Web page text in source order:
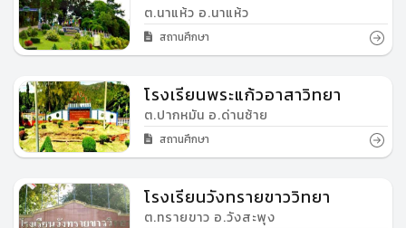
ต.นาแห้ว อ.นาแห้ว
สถานศึกษา
โรงเรียนพระแก้วอาสาวิทยา
ต.ปากหมัน อ.ด่านซ้าย
สถานศึกษา
โรงเรียนวังทรายขาววิทยา
ต.ทรายขาว อ.วังสะพุง